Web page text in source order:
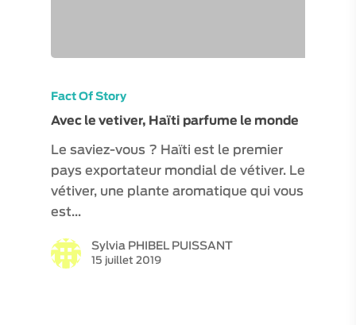
Fact Of Story
Avec le vetiver, Haïti parfume le monde
Le saviez-vous ? Haïti est le premier
pays exportateur mondial de vétiver. Le
vétiver, une plante aromatique qui vous
est…
Sylvia PHIBEL PUISSANT
15 juillet 2019